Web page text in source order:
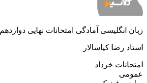
زبان انگلیسی آمادگی امتحانات نهایی دوازدهم 1405
استاد رضا کیاسالار
⁧امتحانات خرداد⁩
⁧عمومی⁩